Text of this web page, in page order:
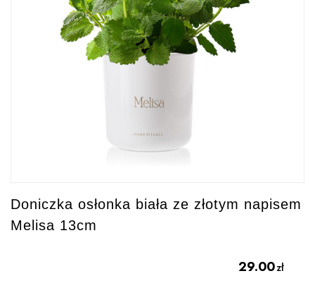
Doniczka osłonka biała ze złotym napisem
Melisa 13cm
29.00zł